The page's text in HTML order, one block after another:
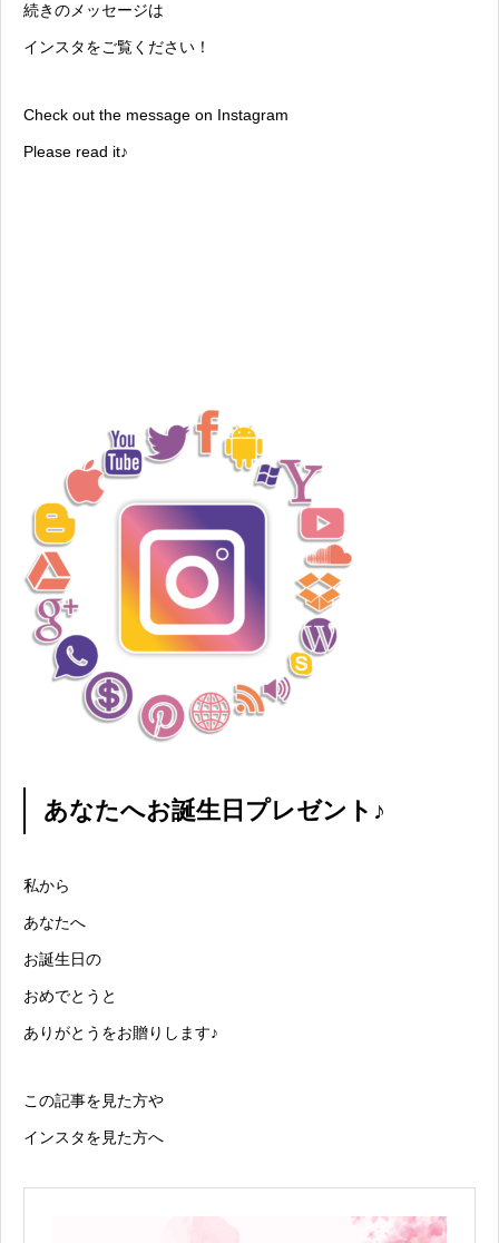
続きのメッセージは
インスタをご覧ください！
Check out the message on Instagram
Please read it♪
あなたへお誕生日プレゼント♪
私から
あなたへ
お誕生日の
おめでとうと
ありがとうをお贈りします♪
この記事を見た方や
インスタを見た方へ